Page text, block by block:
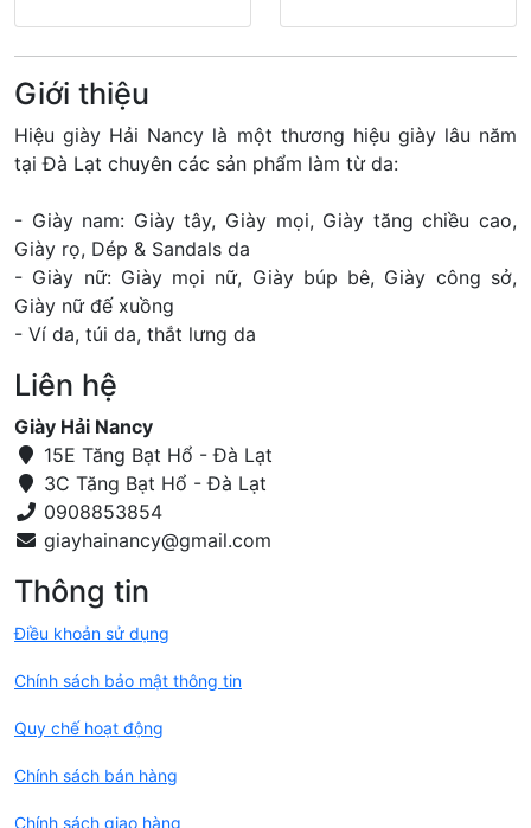
Giới thiệu
Hiệu giày Hải Nancy là một thương hiệu giày lâu năm
tại Đà Lạt chuyên các sản phẩm làm từ da:
- Giày nam: Giày tây, Giày mọi, Giày tăng chiều cao,
Giày rọ, Dép & Sandals da
- Giày nữ: Giày mọi nữ, Giày búp bê, Giày công sở,
Giày nữ đế xuồng
- Ví da, túi da, thắt lưng da
Liên hệ
Giày Hải Nancy
15E Tăng Bạt Hổ - Đà Lạt
3C Tăng Bạt Hổ - Đà Lạt
0908853854
Thông tin
Điều khoản sử dụng
Chính sách bảo mật thông tin
Quy chế hoạt động
Chính sách bán hàng
Chính sách giao hàng